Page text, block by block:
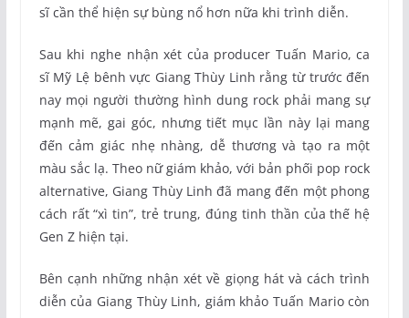
sĩ cần thể hiện sự bùng nổ hơn nữa khi trình diễn.
Sau khi nghe nhận xét của producer Tuấn Mario, ca
sĩ Mỹ Lệ bênh vực Giang Thùy Linh rằng từ trước đến
nay mọi người thường hình dung rock phải mang sự
mạnh mẽ, gai góc, nhưng tiết mục lần này lại mang
đến cảm giác nhẹ nhàng, dễ thương và tạo ra một
màu sắc lạ. Theo nữ giám khảo, với bản phối pop rock
alternative, Giang Thùy Linh đã mang đến một phong
cách rất “xì tin”, trẻ trung, đúng tinh thần của thế hệ
Gen Z hiện tại.
Bên cạnh những nhận xét về giọng hát và cách trình
diễn của Giang Thùy Linh, giám khảo Tuấn Mario còn